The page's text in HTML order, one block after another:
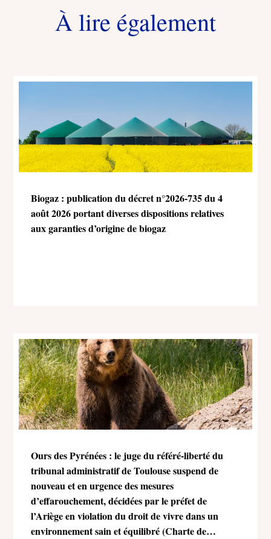
À lire également
Biogaz : publication du décret n°2026-735 du 4
août 2026 portant diverses dispositions relatives
aux garanties d’origine de biogaz
Ours des Pyrénées : le juge du référé-liberté du
tribunal administratif de Toulouse suspend de
nouveau et en urgence des mesures
d’effarouchement, décidées par le préfet de
l’Ariège en violation du droit de vivre dans un
environnement sain et équilibré (Charte de